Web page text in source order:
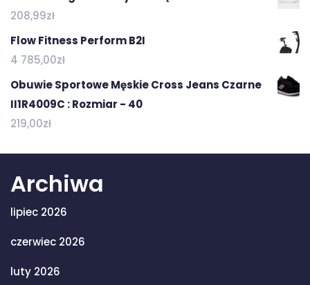
208,99zł
Flow Fitness Perform B2I
4 785,00zł
Obuwie Sportowe Męskie Cross Jeans Czarne
II1R4009C : Rozmiar - 40
219,00zł
Archiwa
lipiec 2026
czerwiec 2026
luty 2026